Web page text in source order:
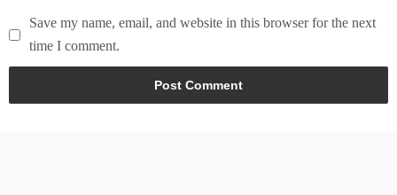
Save my name, email, and website in this browser for the next
time I comment.